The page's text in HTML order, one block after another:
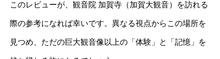
このレビューが、観音院 加賀寺（加賀大観音）を訪れる
際の参考になれば幸いです。異なる視点からこの場所を
見つめ、ただの巨大観音像以上の「体験」と「記憶」を